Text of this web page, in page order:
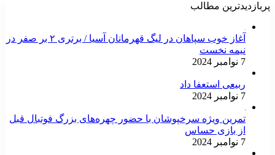
پربازدیدترین مطالب
آغاز خوب سپاهان در لیگ قهرمانان آسیا / برتری ۲ بر صفر در
نیمه نخست
7 نوامبر 2024
ربیعی استعفا داد
7 نوامبر 2024
تمرین ویژه سرخپوشان با حضور چهره‌های بزرگ فوتبال قبل
از بازی حساس
7 نوامبر 2024